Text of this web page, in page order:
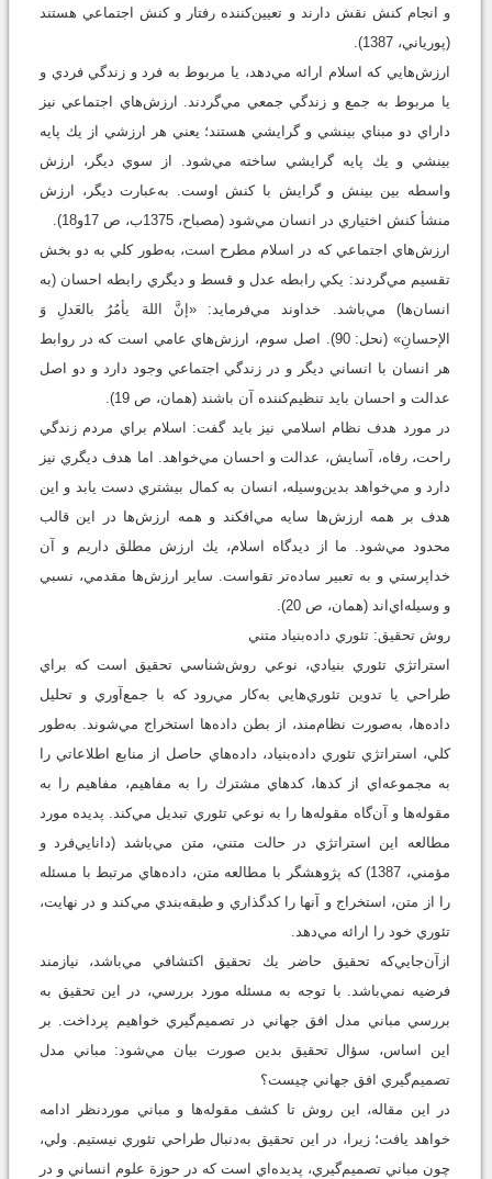
و انجام كنش نقش دارند و تعيين‌كننده رفتار و كنش اجتماعي هستند
(پورياني، 1387).
ارزش‌هايي كه اسلام ارائه مي‌دهد، يا مربوط به فرد و زندگي فردي و
يا مربوط به جمع و زندگي جمعي مي‌گردند. ارزش‌هاي اجتماعي نيز
داراي دو مبناي بينشي و گرايشي هستند؛ يعني هر ارزشي از يك پايه
بينشي و يك پايه گرايشي ساخته مي‌شود. از سوي ديگر، ارزش
واسطه بين بينش و گرايش با كنش اوست. به‌عبارت ديگر، ارزش
منشأ كنش اختياري در انسان مي‌شود (مصباح، 1375ب، ص 17و18).
ارزش‌هاي اجتماعي كه در اسلام مطرح است، به‌طور كلي به دو بخش
تقسيم مي‌گردند: يكي رابطه عدل و قسط و ديگري رابطه احسان (به
انسان‌ها) مي‌باشد. خداوند مي‌فرمايد: «إنَّ اللهَ يأمُرُ بالعَدلِ وَ
الإحسانِ» (نحل: 90). اصل سوم، ارزش‌‌هاي عامي است كه در روابط
هر انسان با انساني ديگر و در زندگي اجتماعي وجود دارد و دو اصل
عدالت و احسان بايد تنظيم‌كننده آن باشند (همان، ص 19).
در مورد هدف نظام اسلامي نيز بايد گفت: اسلام براي مردم زندگي
راحت، رفاه، آسايش، عدالت و احسان مي‌خواهد. اما هدف ديگري نيز
دارد و مي‌خواهد بدين‌وسيله، انسان به كمال بيشتري دست يابد و اين
هدف بر همه ارزش‌ها سايه مي‌افكند و همه ارزش‌ها در اين قالب
محدود مي‌شود. ما از ديدگاه اسلام، يك ارزش مطلق داريم و آن
خداپرستي و به تعبير ساده‌تر تقواست. ساير ارزش‌ها مقدمي، نسبي
و وسيله‌اي‌اند (همان، ص 20).
روش تحقيق: تئوري داده‌‌بنياد متني
استراتژي تئوري بنيادي، نوعي روش‌شناسي تحقيق است كه براي
طراحي يا تدوين تئوري‌هايي به‌كار مي‌رود كه با جمع‌آوري و تحليل
داده‌ها، به‌صورت نظام‌مند، از بطن داده‌ها استخراج مي‌شوند. به‌طور
كلي، استراتژي تئوري داده‌بنياد، داده‌هاي حاصل از منابع اطلاعاتي را
به مجموعه‌اي از كدها، كدهاي مشترك را به مفاهيم، مفاهيم را به
مقوله‌ها و آن‌گاه مقوله‌ها را به نوعي تئوري تبديل مي‌كند. پديده مورد
مطالعه اين استراتژي در حالت متني، متن مي‌باشد (دانايي‌فرد و
مؤمني، 1387) كه پژوهشگر با مطالعه متن، داده‌هاي مرتبط با مسئله
را از متن، استخراج و آنها را كدگذاري و طبقه‌بندي مي‌كند و در نهايت،
تئوري خود را ارائه مي‌دهد.
ازآن‌جايي‌كه تحقيق حاضر يك تحقيق اكتشافي مي‌باشد، نيازمند
فرضيه نمي‌باشد. با توجه به مسئله مورد بررسي، در اين تحقيق به
بررسي مباني مدل افق جهاني در تصميم‌گيري خواهيم پرداخت. بر
اين اساس، سؤال‌‌ تحقيق بدين صورت بيان مي‌شود: مباني مدل
تصميم‌گيري افق جهاني چيست؟
در اين مقاله، اين روش تا كشف مقوله‌ها و مباني موردنظر ادامه
خواهد يافت؛ زيرا، در اين تحقيق به‌دنبال طراحي تئوري نيستيم. ولي،
چون مباني تصميم‌گيري، پديده‌اي است كه در حوزة علوم انساني و در